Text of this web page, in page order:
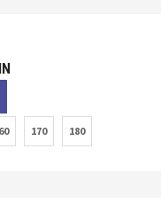
170 180